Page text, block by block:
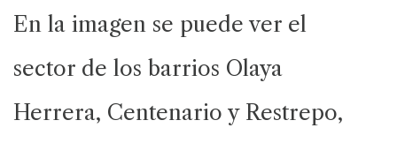
En la imagen se puede ver el
sector de los barrios Olaya
Herrera, Centenario y Restrepo,